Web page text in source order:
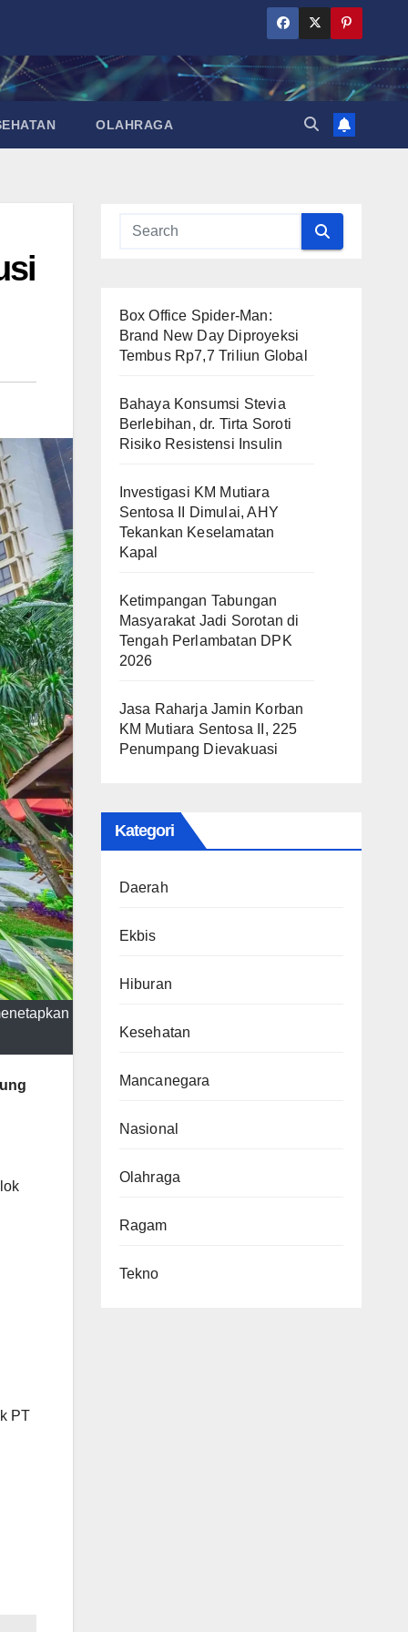
OLAHRAGA
PT
Box Office Spider-Man:
Brand New Day Diproyeksi
Tembus Rp7,7 Triliun Global
Bahaya Konsumsi Stevia
Berlebihan, dr. Tirta Soroti
Risiko Resistensi Insulin
Investigasi KM Mutiara
Sentosa II Dimulai, AHY
Tekankan Keselamatan
Kapal
Ketimpangan Tabungan
Masyarakat Jadi Sorotan di
Tengah Perlambatan DPK
2026
Jasa Raharja Jamin Korban
KM Mutiara Sentosa II, 225
Penumpang Dievakuasi
Kategori
Daerah
Ekbis
Hiburan
Kesehatan
Mancanegara
Nasional
Olahraga
Ragam
Tekno